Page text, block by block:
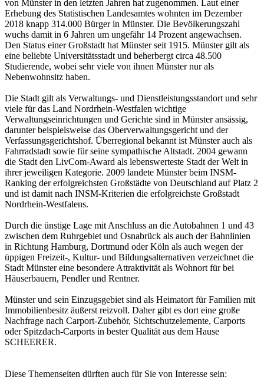
von Münster in den letzten Jahren hat zugenommen. Laut einer
Erhebung des Statistischen Landesamtes wohnten im Dezember
2018 knapp 314.000 Bürger in Münster. Die Bevölkerungszahl
wuchs damit in 6 Jahren um ungefähr 14 Prozent angewachsen.
Den Status einer Großstadt hat Münster seit 1915. Münster gilt als
eine beliebte Universitätsstadt und beherbergt circa 48.500
Studierende, wobei sehr viele von ihnen Münster nur als
Nebenwohnsitz haben.
Die Stadt gilt als Verwaltungs- und Dienstleistungsstandort und sehr
viele für das Land Nordrhein-Westfalen wichtige
Verwaltungseinrichtungen und Gerichte sind in Münster ansässig,
darunter beispielsweise das Oberverwaltungsgericht und der
Verfassungsgerichtshof. Überregional bekannt ist Münster auch als
Fahrradstadt sowie für seine sympathische Altstadt. 2004 gewann
die Stadt den LivCom-Award als lebenswerteste Stadt der Welt in
ihrer jeweiligen Kategorie. 2009 landete Münster beim INSM-
Ranking der erfolgreichsten Großstädte von Deutschland auf Platz 2
und ist damit nach INSM-Kriterien die erfolgreichste Großstadt
Nordrhein-Westfalens.
Durch die ünstige Lage mit Anschluss an die Autobahnen 1 und 43
zwischen dem Ruhrgebiet und Osnabrück als auch der Bahnlinien
in Richtung Hamburg, Dortmund oder Köln als auch wegen der
üppigen Freizeit-, Kultur- und Bildungsalternativen verzeichnet die
Stadt Münster eine besondere Attraktivität als Wohnort für bei
Häuserbauern, Pendler und Rentner.
Münster und sein Einzugsgebiet sind als Heimatort für Familien mit
Immobilienbesitz äußerst reizvoll. Daher gibt es dort eine große
Nachfrage nach Carport-Zubehör, Sichtschutzelemente, Carports
oder Spitzdach-Carports in bester Qualität aus dem Hause
SCHEERER.
Diese Themenseiten dürften auch für Sie von Interesse sein: